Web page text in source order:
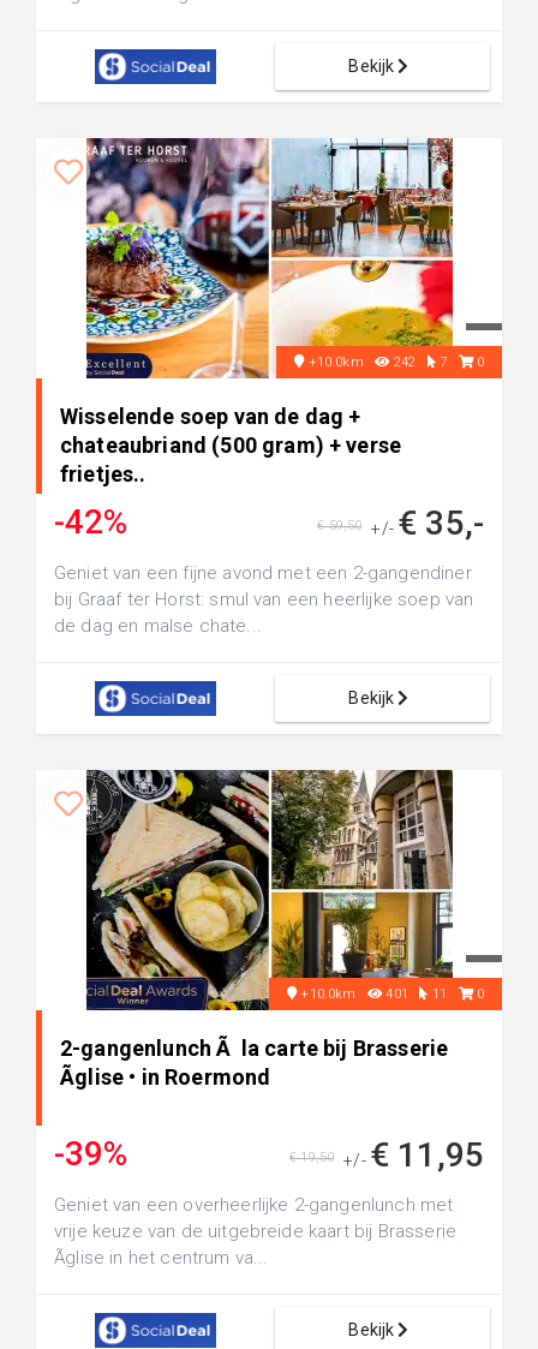
Bekijk
+10.0km 242 7 0
Wisselende soep van de dag +
chateaubriand (500 gram) + verse
frietjes..
-42% +/- € 35,-
€ 59,50
Geniet van een fijne avond met een 2-gangendiner
bij Graaf ter Horst: smul van een heerlijke soep van
de dag en malse chate...
Bekijk
+10.0km 401 11 0
2-gangenlunch Ã la carte bij Brasserie
Ãglise • in Roermond
-39% +/- € 11,95
€ 19,50
Geniet van een overheerlijke 2-gangenlunch met
vrije keuze van de uitgebreide kaart bij Brasserie
Ãglise in het centrum va...
Bekijk